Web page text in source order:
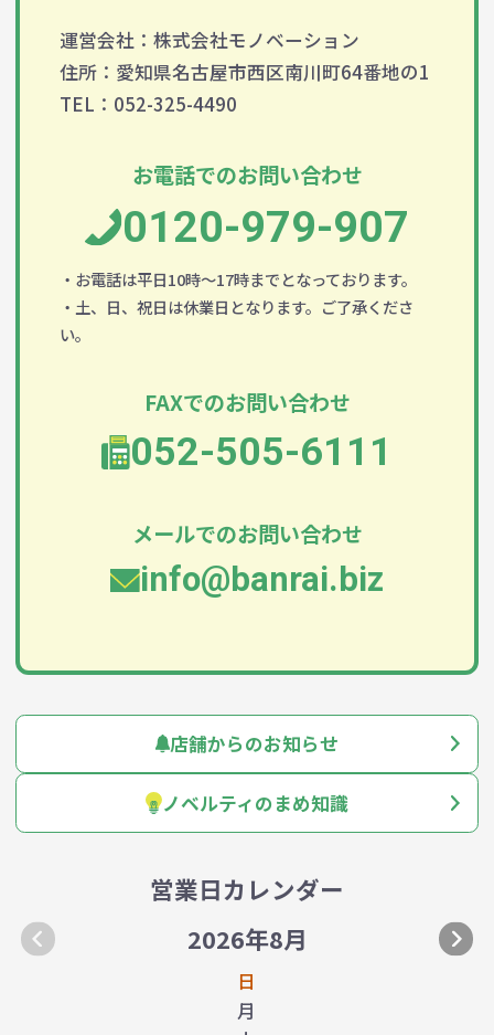
運営会社：株式会社モノベーション
住所：愛知県名古屋市西区南川町64番地の1
TEL：052-325-4490
お電話でのお問い合わせ
0120-979-907
・お電話は平日10時～17時までとなっております。
・土、日、祝日は休業日となります。ご了承くださ
い。
FAXでのお問い合わせ
052-505-6111
メールでのお問い合わせ
info@banrai.biz
店舗からのお知らせ
ノベルティのまめ知識
営業日カレンダー
2026年8月
日
月